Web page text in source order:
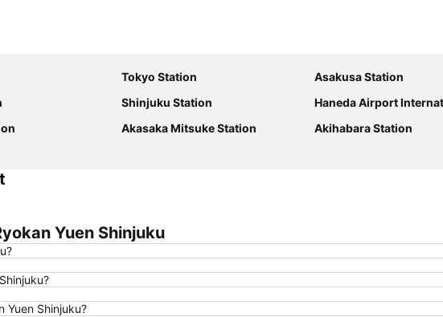
Tokyo Station
Asakusa Station
Shinjuku Station
Haneda Airport International
Akasaka Mitsuke Station
Akihabara Station
Yuen Shinjuku
Shinjuku?